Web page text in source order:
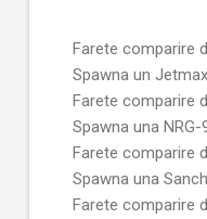
Farete comparire
Spawna un Jetmax
Farete comparire
Spawna una NRG-
Farete comparire
Spawna una
Farete comparire